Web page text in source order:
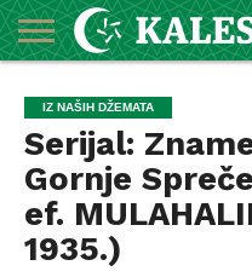
O
MEDŽLISU
DŽEMATI
IMAMI
MEKTEBSKI
CENTAR
VIJESTI
HUTBE
NAJAVE
KALENDAR
KONTAKT
IZ NAŠIH DŽEMATA
Serijal:
Gornje
ef.
1935.)